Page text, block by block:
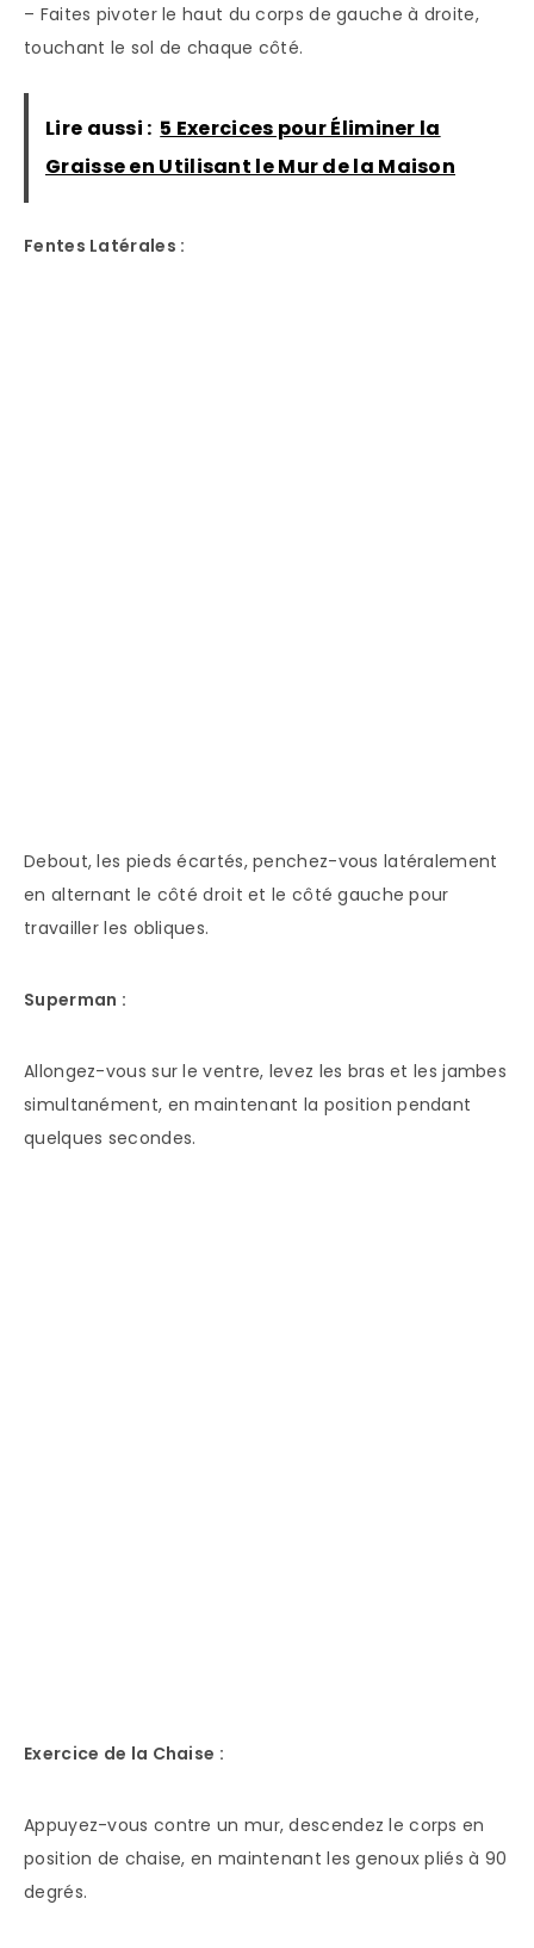
– Faites pivoter le haut du corps de gauche à droite,
touchant le sol de chaque côté.
Lire aussi : 5 Exercices pour Éliminer la
Graisse en Utilisant le Mur de la Maison
Fentes Latérales :
Debout, les pieds écartés, penchez-vous latéralement
en alternant le côté droit et le côté gauche pour
travailler les obliques.
Superman :
Allongez-vous sur le ventre, levez les bras et les jambes
simultanément, en maintenant la position pendant
quelques secondes.
Exercice de la Chaise :
Appuyez-vous contre un mur, descendez le corps en
position de chaise, en maintenant les genoux pliés à 90
degrés.